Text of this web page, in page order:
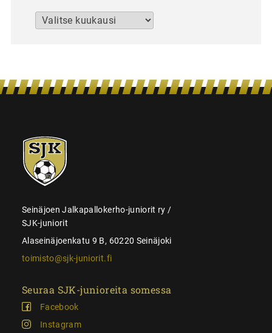
Arkistot
SJK-
juniorit
Seinäjoen Jalkapallokerho-juniorit ry /
SJK-juniorit
Alaseinäjoenkatu 9 B, 60220 Seinäjoki
toimisto@sjk-juniorit.fi
Seuraa SJK-junioreita somessa
Facebook
Instagram